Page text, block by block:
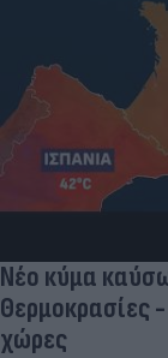
Νέο κύμα
Θερμοκρασίες
χώρες